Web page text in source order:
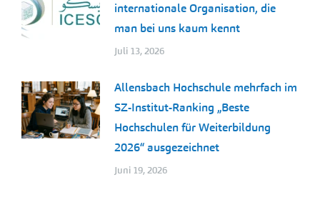
internationale Organisation, die
man bei uns kaum kennt
Juli 13, 2026
Allensbach Hochschule mehrfach im
SZ-Institut-Ranking „Beste
Hochschulen für Weiterbildung
2026“ ausgezeichnet
Juni 19, 2026